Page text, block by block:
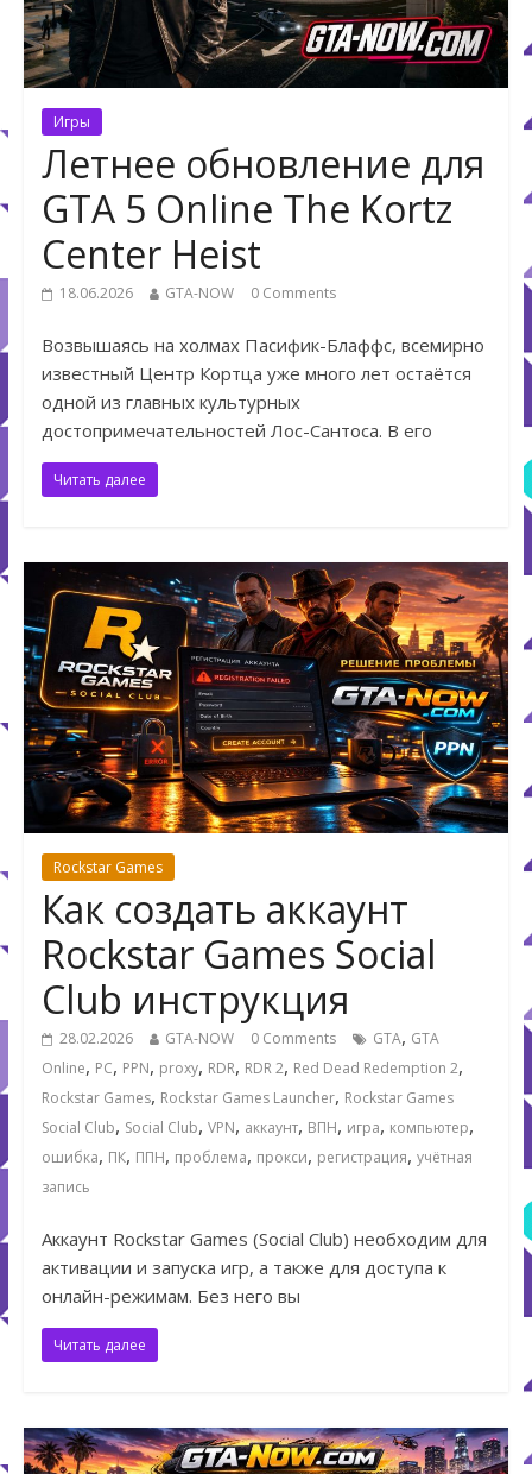
Игры
Летнее обновление для
GTA 5 Online The Kortz
Center Heist
18.06.2026 GTA-NOW 0 Comments
Возвышаясь на холмах Пасифик-Блаффс, всемирно
известный Центр Кортца уже много лет остаётся
одной из главных культурных
достопримечательностей Лос-Сантоса. В его
Читать далее
Rockstar Games
Как создать аккаунт
Rockstar Games Social
Club инструкция
28.02.2026 GTA-NOW 0 Comments GTA, GTA
Online, PC, PPN, proxy, RDR, RDR 2, Red Dead Redemption 2,
Rockstar Games, Rockstar Games Launcher, Rockstar Games
Social Club, Social Club, VPN, аккаунт, ВПН, игра, компьютер,
ошибка, ПК, ППН, проблема, прокси, регистрация, учётная
запись
Аккаунт Rockstar Games (Social Club) необходим для
активации и запуска игр, а также для доступа к
онлайн-режимам. Без него вы
Читать далее